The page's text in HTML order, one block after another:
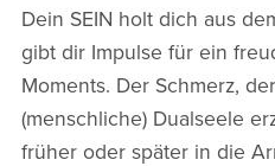
Dein SEIN holt dich aus
gibt dir Impulse für ein
Moments. Der Schmerz,
(menschliche) Dualseele
früher oder später in die